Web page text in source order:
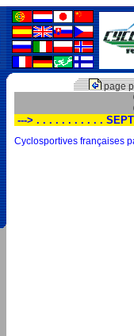
page
---> . . . . . . . . . . .
Cyclosportives françaises